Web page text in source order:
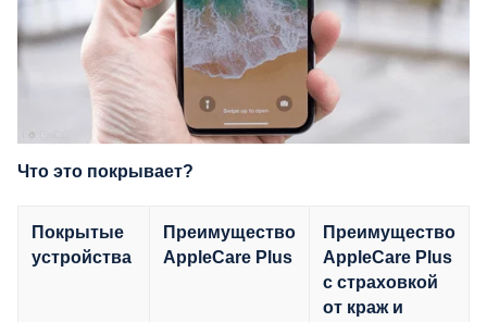
Что это покрывает?
Покрытые
устройства
Преимущество
AppleCare Plus
Преимущество
AppleCare Plus
с страховкой
от краж и